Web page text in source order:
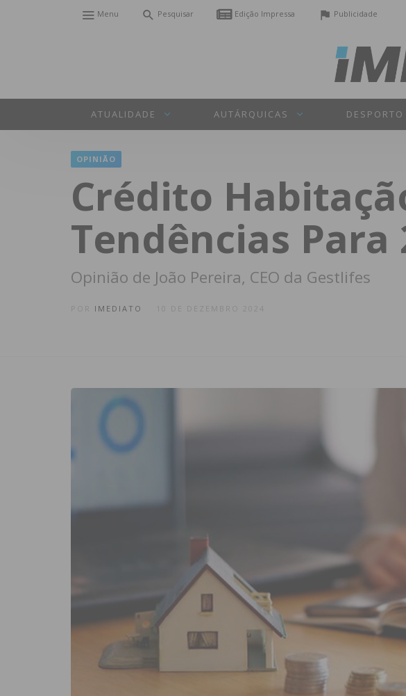
Menu Pesquisar Edição Impressa Publicidade
ATUALIDADE AUTÁRQUICAS DESPORTO
OPINIÃO
Crédito
Tendências Para
Opinião de João Pereira, CEO da Gestlifes
IMEDIATO 10 DE DEZEMBRO 2024